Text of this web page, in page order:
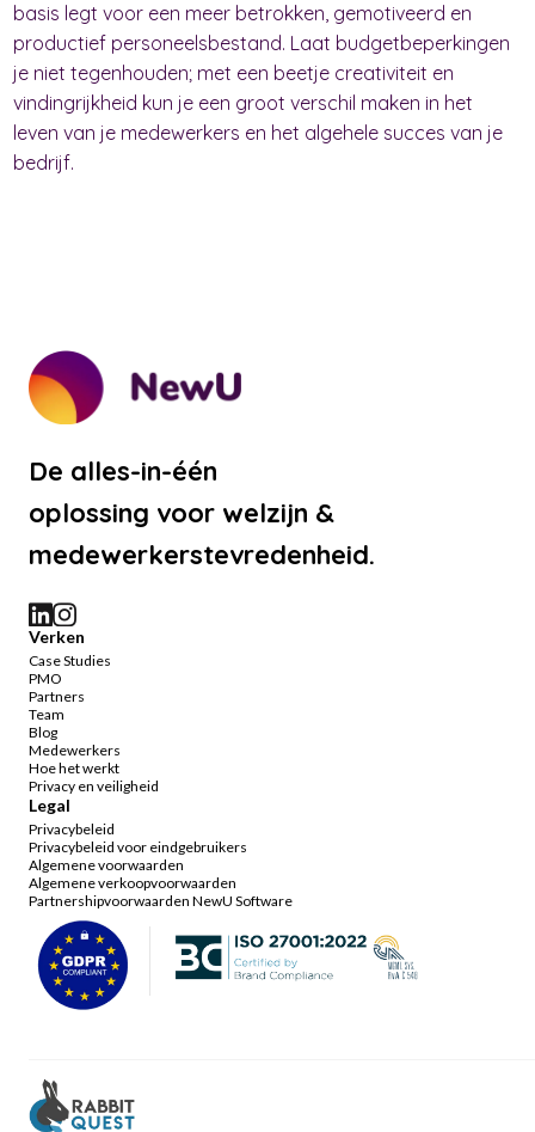
basis legt voor een meer betrokken, gemotiveerd en
productief personeelsbestand. Laat budgetbeperkingen
je niet tegenhouden; met een beetje creativiteit en
vindingrijkheid kun je een groot verschil maken in het
leven van je medewerkers en het algehele succes van je
bedrijf.
De alles-in-één
oplossing voor welzijn &
medewerkerstevredenheid.
Verken
Case Studies
PMO
Partners
Team
Blog
Medewerkers
Hoe het werkt
Privacy en veiligheid
Legal
Privacybeleid
Privacybeleid voor eindgebruikers
Algemene voorwaarden
Algemene verkoopvoorwaarden
Partnershipvoorwaarden NewU Software